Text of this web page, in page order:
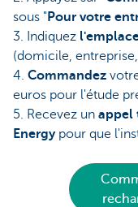
sous " Pour votre
3. Indiquez
(domicile, entreprise,
4. Commandez
euros pour l'étude
5. Recevez un appel
Energypour que